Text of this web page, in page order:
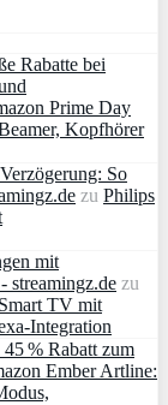
Rabatte bei
Prime Day
Kopfhörer
So
zu Philips
mit
streamingz.de zu
TV mit
% Rabatt zum
Ember Artline: